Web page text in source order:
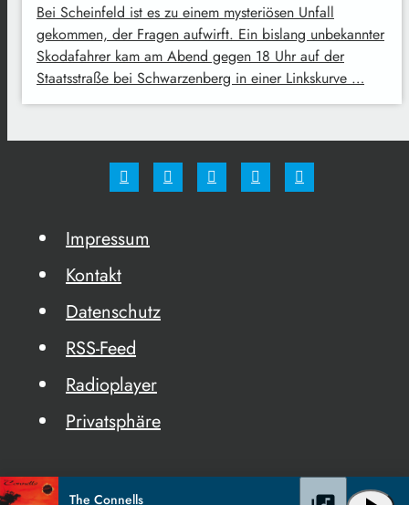
Bei Scheinfeld ist es zu einem mysteriösen Unfall
gekommen, der Fragen aufwirft. Ein bislang unbekannter
Skodafahrer kam am Abend gegen 18 Uhr auf der
Staatsstraße bei Schwarzenberg in einer Linkskurve …
Impressum
Kontakt
Datenschutz
RSS-Feed
Radioplayer
Privatsphäre
The Connells